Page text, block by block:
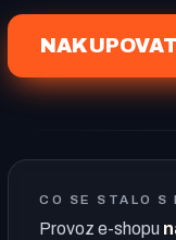
CO SE STALO S
Provoz e-shopu